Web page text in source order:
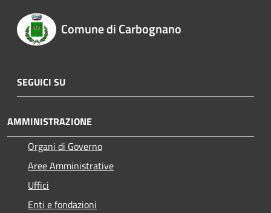
Comune di Carbognano
SEGUICI SU
AMMINISTRAZIONE
Organi di Governo
Aree Amministrative
Uffici
Enti e fondazioni